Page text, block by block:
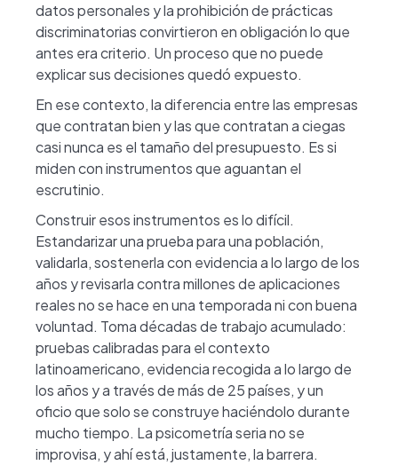
datos personales y la prohibición de prácticas
discriminatorias convirtieron en obligación lo que
antes era criterio. Un proceso que no puede
explicar sus decisiones quedó expuesto.
En ese contexto, la diferencia entre las empresas
que contratan bien y las que contratan a ciegas
casi nunca es el tamaño del presupuesto. Es si
miden con instrumentos que aguantan el
escrutinio.
Construir esos instrumentos es lo difícil.
Estandarizar una prueba para una población,
validarla, sostenerla con evidencia a lo largo de los
años y revisarla contra millones de aplicaciones
reales no se hace en una temporada ni con buena
voluntad. Toma décadas de trabajo acumulado:
pruebas calibradas para el contexto
latinoamericano, evidencia recogida a lo largo de
los años y a través de más de 25 países, y un
oficio que solo se construye haciéndolo durante
mucho tiempo. La psicometría seria no se
improvisa, y ahí está, justamente, la barrera.